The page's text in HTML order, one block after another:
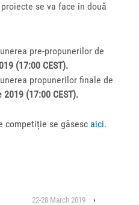
se va face în două
pre-propunerilor de
(17:00 CEST).
propunerilor finale de
(17:00 CEST).
competiție se găsesc aici.
22-28 March 2019 ›